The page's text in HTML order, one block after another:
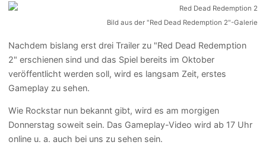
Bild aus der "Red Dead Redemption 2"-Galerie
Nachdem bislang erst drei Trailer zu "Red Dead Redemption
2" erschienen sind und das Spiel bereits im Oktober
veröffentlicht werden soll, wird es langsam Zeit, erstes
Gameplay zu sehen.
Wie Rockstar nun bekannt gibt, wird es am morgigen
Donnerstag soweit sein. Das Gameplay-Video wird ab 17 Uhr
online u. a. auch bei uns zu sehen sein.